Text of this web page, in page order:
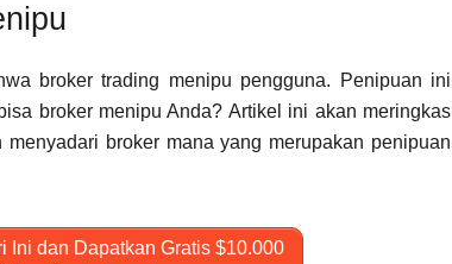
broker trading menipu pengguna. Penipuan ini
broker menipu Anda? Artikel ini akan meringkas
broker mana yang merupakan penipuan
Ini dan Dapatkan Gratis $10.000